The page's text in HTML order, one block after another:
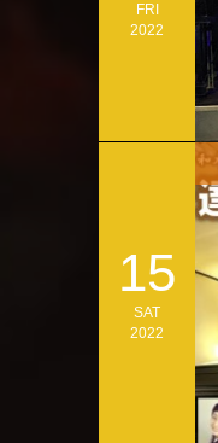
FRI
2022
15
SAT
2022